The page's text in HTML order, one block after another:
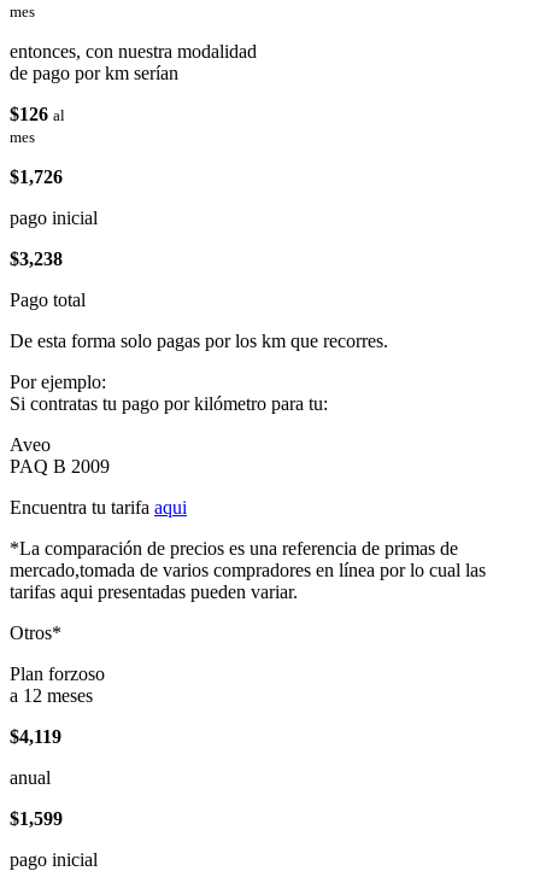
mes
entonces, con nuestra modalidad
de pago por km serían
$126 al
mes
$1,726
pago inicial
$3,238
Pago total
De esta forma solo pagas por los km que recorres.
Por ejemplo:
Si contratas tu pago por kilómetro para tu:
Aveo
PAQ B 2009
Encuentra tu tarifa aqui
*La comparación de precios es una referencia de primas de
mercado,tomada de varios compradores en línea por lo cual las
tarifas aqui presentadas pueden variar.
Otros*
Plan forzoso
a 12 meses
$4,119
anual
$1,599
pago inicial